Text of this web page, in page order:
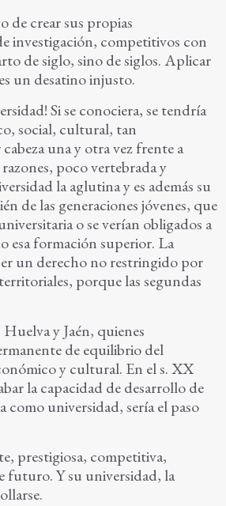
de crear sus propias
investigación, competitivos con
de siglo, sino de siglos. Aplicar
un desatino injusto.
Si se conociera, se tendría
social, cultural, tan
una y otra vez frente a
poco vertebrada y
la aglutina y es además su
de las generaciones jóvenes, que
o se verían obligados a
esa formación superior. La
un derecho no restringido por
porque las segundas
y Jaén, quienes
de equilibrio del
y cultural. En el s. XX
la capacidad de desarrollo de
como universidad, sería el paso
prestigiosa, competitiva,
futuro. Y su universidad, la